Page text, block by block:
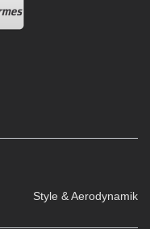
Style & Aerodynamik